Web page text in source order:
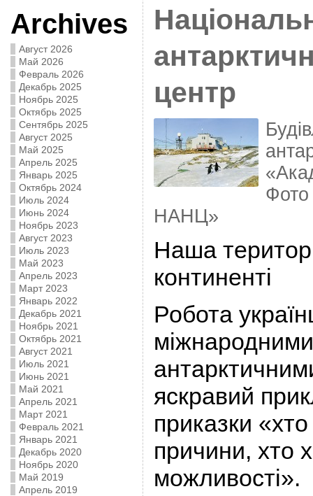
Archives
Август 2026
Май 2026
Февраль 2026
Декабрь 2025
Ноябрь 2025
Октябрь 2025
Сентябрь 2025
Август 2025
Май 2025
Апрель 2025
Январь 2025
Октябрь 2024
Июль 2024
Июнь 2024
Ноябрь 2023
Август 2023
Июль 2023
Май 2023
Апрель 2023
Март 2023
Январь 2022
Декабрь 2021
Ноябрь 2021
Октябрь 2021
Август 2021
Июль 2021
Июнь 2021
Май 2021
Апрель 2021
Март 2021
Февраль 2021
Январь 2021
Декабрь 2020
Ноябрь 2020
Май 2019
Апрель 2019
центр
Фото
НАНЦ»
Наша
континенті
Робота
яскравий
приказки
причини, хто
можливості».